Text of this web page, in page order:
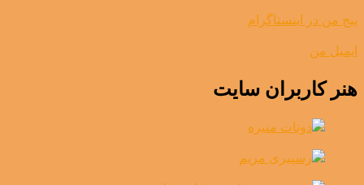
پیج من در اینستاگرام
ایمیل من
هنر کاربران سایت